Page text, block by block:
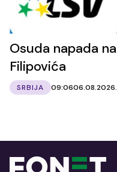
Osuda napada na
Filipovića
SRBIJA 09:0606.08.2026.